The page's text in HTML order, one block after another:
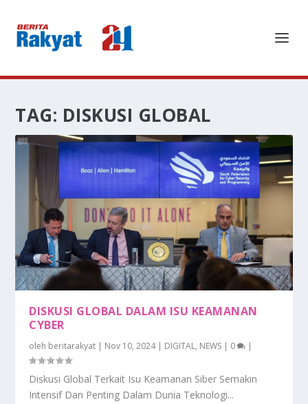
TAG: DISKUSI GLOBAL
DISKUSI GLOBAL DALAM ISU KEAMANAN
CYBER
oleh beritarakyat Nov 10, 2024| DIGITAL, NEWS 0
Diskusi Global Terkait Isu Keamanan Siber Semakin
Intensif Dan Penting Dalam Dunia Teknologi...